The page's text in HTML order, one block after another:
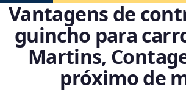
Vantagens de
guincho para
Martins,
próximo de